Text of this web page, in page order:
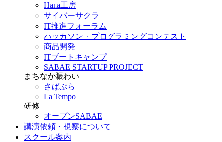
Hana工房
サイバーサクラ
IT推進フォーラム
ハッカソン・プログラミングコンテスト
商品開発
ITブートキャンプ
SABAE STARTUP PROJECT
まちなか賑わい
さばぷら
La Tempo
研修
オープンSABAE
講演依頼・視察について
スクール案内